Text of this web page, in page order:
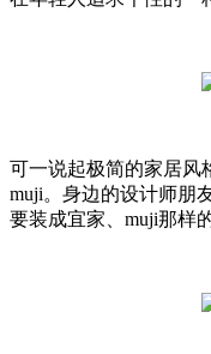
可一说起极简的家居风
muji。身边的设计师朋
要装成宜家、muji那样